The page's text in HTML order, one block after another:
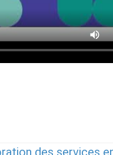
des services